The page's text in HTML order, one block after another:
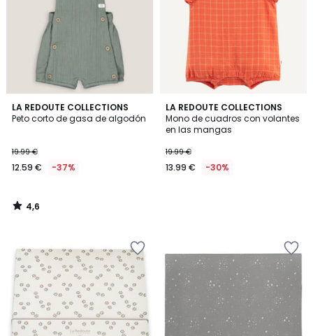
LA REDOUTE COLLECTIONS
Peto corto de gasa de algodón
19.99 €
12.59 € -37%
4,6
/ 5
4,6
/
LA REDOUTE COLLECTIONS
Mono de cuadros con volantes
en las mangas
19.99 €
13.99 € -30%